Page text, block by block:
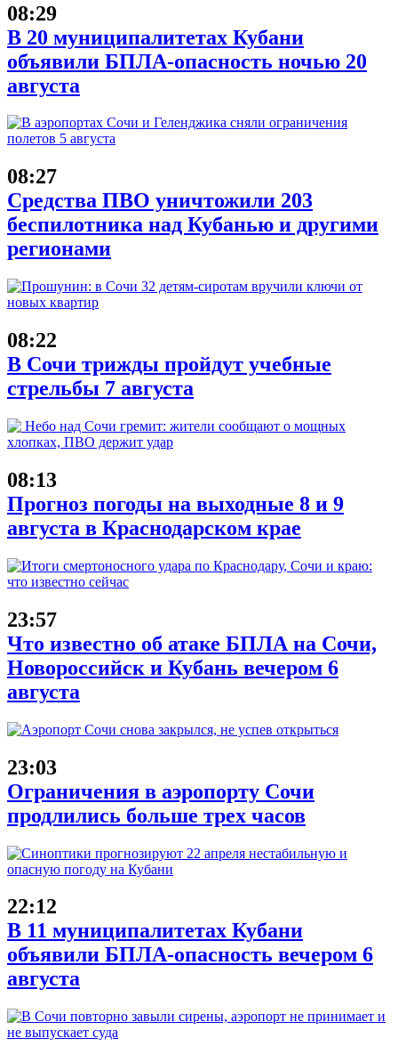
08:29
В 20 муниципалитетах Кубани
объявили БПЛА-опасность ночью 20
августа
08:27
Средства ПВО уничтожили 203
беспилотника над Кубанью и другими
регионами
08:22
В Сочи трижды пройдут учебные
стрельбы 7 августа
08:13
Прогноз погоды на выходные 8 и 9
августа в Краснодарском крае
23:57
Что известно об атаке БПЛА на Сочи,
Новороссийск и Кубань вечером 6
августа
23:03
Ограничения в аэропорту Сочи
продлились больше трех часов
22:12
В 11 муниципалитетах Кубани
объявили БПЛА-опасность вечером 6
августа